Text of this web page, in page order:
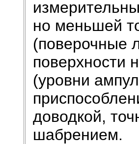
но меньшей
(поверочные
поверхности
(уровни
доводкой,
шабрением.